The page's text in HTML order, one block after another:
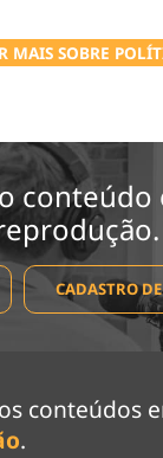
MAIS SOBRE
CADASTRO
conteúdos
.